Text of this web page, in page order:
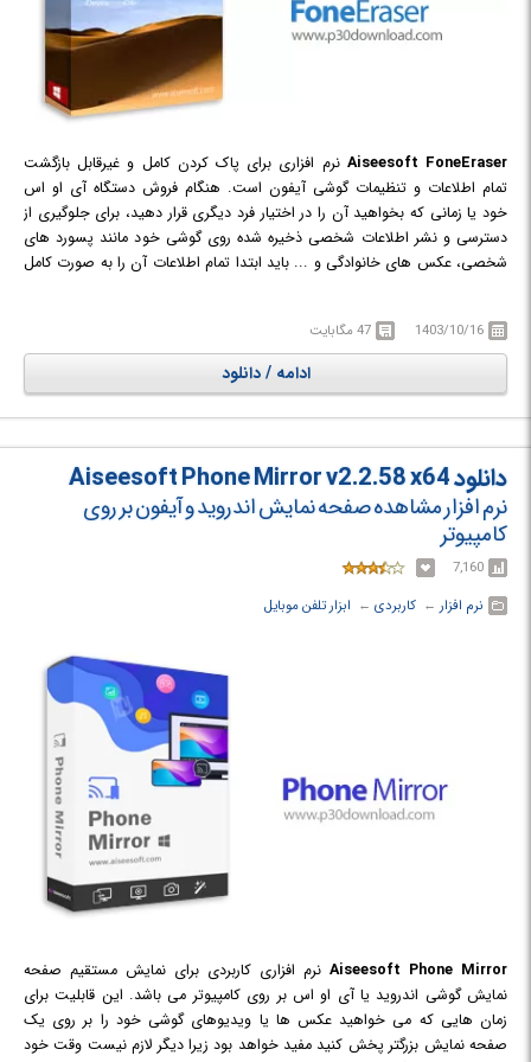
Aiseesoft FoneEraser نرم افزاری برای پاک کردن کامل و غیرقابل بازگشت
تمام اطلاعات و تنظیمات گوشی آیفون است. هنگام فروش دستگاه آی او اس
خود یا زمانی که بخواهید آن را در اختیار فرد دیگری قرار دهید، برای جلوگیری از
دسترسی و نشر اطلاعات شخصی ذخیره شده روی گوشی خود مانند پسورد های
شخصی، عکس های خانوادگی و ... باید ابتدا تمام اطلاعات آن را به صورت کامل
به گونه ای که هیچ اپلیکیشن بازیابی اطلاعات قادر به بازیابی مجدد آن ها نباشد.
FoneEraser برای حذف کردن تمام محتوای آیفون و تنظیمات آن سه سطح
مختلف پاک کردن داده ها را ارائه می دهد که شما می توانید به صورت اختیاری
یکی از این سه حالت را انتخاب نموده و انواع محتوای متنی (مخاطبین، پیام های
نمایش های تلویزیونی، فیلم های موسیقی، آهنگ های زنگ، کتاب های صوتی،
یادداشت های صوتی)، برنامه، اسناد و تنظیمات مختلف را کاملا از بین ببرید و
دستگاه را به تنظیمات اولیه کارخانه برگردانید.
1403/10/16 47 مگابایت
ادامه / دانلود
دانلود Aiseesoft Phone Mirror v2.2.58 x64
نرم افزار مشاهده صفحه نمایش اندروید و آیفون بر روی
کامپیوتر
7,160
نرم افزار ← ‏ کاربردی ← ‏ ابزار تلفن موبایل
Aiseesoft Phone Mirror نرم افزاری کاربردی برای نمایش مستقیم صفحه
نمایش گوشی اندروید یا آی او اس بر روی کامپیوتر می باشد. این قابلیت برای
زمان هایی که می خواهید عکس ها یا ویدیوهای گوشی خود را بر روی یک
صفحه نمایش بزرگتر پخش کنید مفید خواهد بود زیرا دیگر لازم نیست وقت خود